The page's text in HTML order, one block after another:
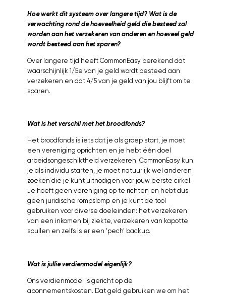
Hoe werkt dit systeem over langere tijd? Wat is de
verwachting rond de hoeveelheid geld die besteed zal
worden aan het verzekeren van anderen en hoeveel geld
wordt besteed aan het sparen?
Over langere tijd heeft CommonEasy berekend dat
waarschijnlijk 1/5e van je geld wordt besteed aan
verzekeren en dat 4/5 van je geld van jou blijft om te
sparen.
Wat is het verschil met het broodfonds?
Het broodfonds is iets dat je als groep start, je moet
een vereniging oprichten en je hebt één doel
arbeidsongeschiktheid verzekeren. CommonEasy kun
je als individu starten, je moet natuurlijk wel anderen
zoeken die je kunt uitnodigen voor jouw eerste cirkel.
Je hoeft geen vereniging op te richten en hebt dus
geen juridische rompslomp en je kunt de tool
gebruiken voor diverse doeleinden: het verzekeren
van een inkomen bij ziekte, verzekeren van kapotte
spullen en zelfs is er een ‘pech’ backup.
Wat is jullie verdienmodel eigenlijk?
Ons verdienmodel is gericht op de
abonnementskosten. Dat geld gebruiken we om het